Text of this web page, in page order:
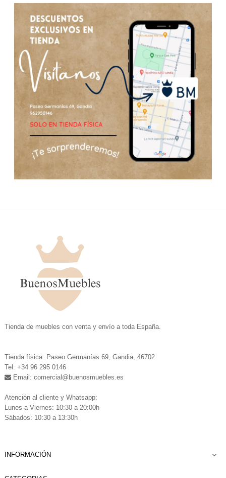
Tienda de muebles con venta y envío a toda España.
Tienda física: Paseo Germanías 69, Gandia, 46702
Tel: +34 96 295 0146
Email: comercial @buenosmuebles.es
Atención al cliente y Whatsapp:
Lunes a Viernes: 10:30 a 20:00h
Sábados: 10:30 a 13:30h
INFORMACIÓN 